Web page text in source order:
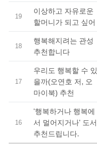
19
이상하고 자유로운
할머니가 되고 싶어
18
행복해지려는 관성
추천합니다
17
우리도 행복할 수 있
을까(오연호 저, 오
마이북) 추천
16
'행복하거나 행복에
서 멀어지거나' 도서
추천드립니다.